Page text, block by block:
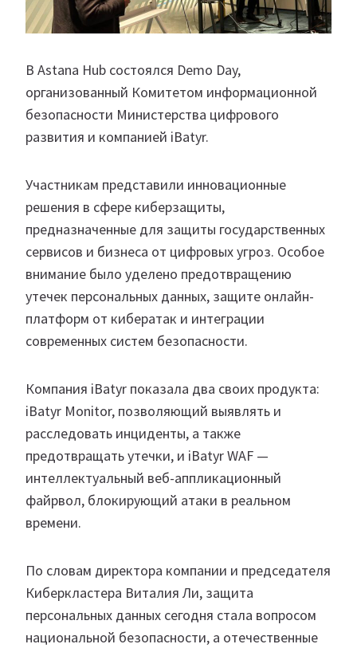
В Astana Hub состоялся Demo Day,
организованный Комитетом информационной
безопасности Министерства цифрового
развития и компанией iBatyr.
Участникам представили инновационные
решения в сфере киберзащиты,
предназначенные для защиты государственных
сервисов и бизнеса от цифровых угроз. Особое
внимание было уделено предотвращению
утечек персональных данных, защите онлайн-
платформ от кибератак и интеграции
современных систем безопасности.
Компания iBatyr показала два своих продукта:
iBatyr Monitor, позволяющий выявлять и
расследовать инциденты, а также
предотвращать утечки, и iBatyr WAF —
интеллектуальный веб-аппликационный
файрвол, блокирующий атаки в реальном
времени.
По словам директора компании и председателя
Киберкластера Виталия Ли, защита
персональных данных сегодня стала вопросом
национальной безопасности, а отечественные